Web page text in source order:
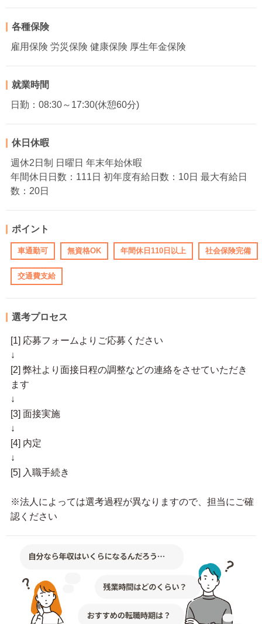
各種保険
雇用保険 労災保険 健康保険 厚生年金保険
就業時間
日勤：08:30～17:30(休憩60分)
休日休暇
週休2日制 日曜日 年末年始休暇
年間休日日数：111日 初年度有給日数：10日 最大有給日
数：20日
ポイント
車通勤可 無資格OK 年間休日110日以上 社会保険完備
交通費支給
選考プロセス
[1] 応募フォームよりご応募ください
↓
[2] 弊社より面接日程の調整などの連絡をさせていただき
ます
↓
[3] 面接実施
↓
[4] 内定
↓
[5] 入職手続き
※法人によっては選考過程が異なりますので、担当にご確
認ください